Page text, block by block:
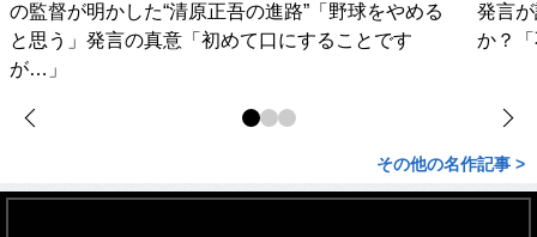
の監督が明かした“清原正吾の進路”「野球をやめる
と思う」発言の真意「初めて口にすることです
が…」
発言
か？
その他の名作記事 >